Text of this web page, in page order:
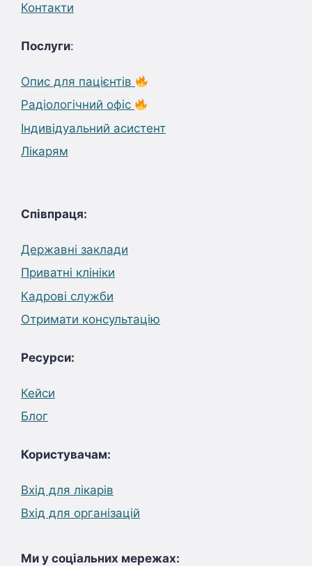
Контакти
Послуги:
Опис для пацієнтів
Радіологічний офіс
Індивідуальний асистент
Лікарям
Співпраця:
Державні заклади
Приватні клініки
Кадрові служби
Отримати консультацію
Ресурси:
Кейси
Блог
Користувачам:
Вхід для лікарів
Вхід для організацій
Ми у соціальних мережах: